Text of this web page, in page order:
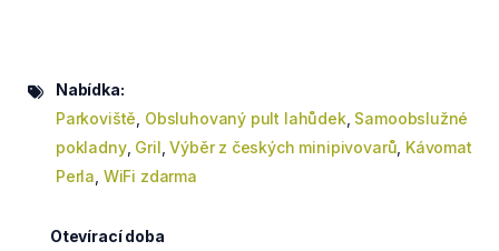
Nabídka:
Parkoviště Obsluhovaný pult lahůdek, Samoobslužné
pokladny, Gril ,Výběr z českých minipivovarů Kávomat
Perla WiFi zdarma
Otevírací doba